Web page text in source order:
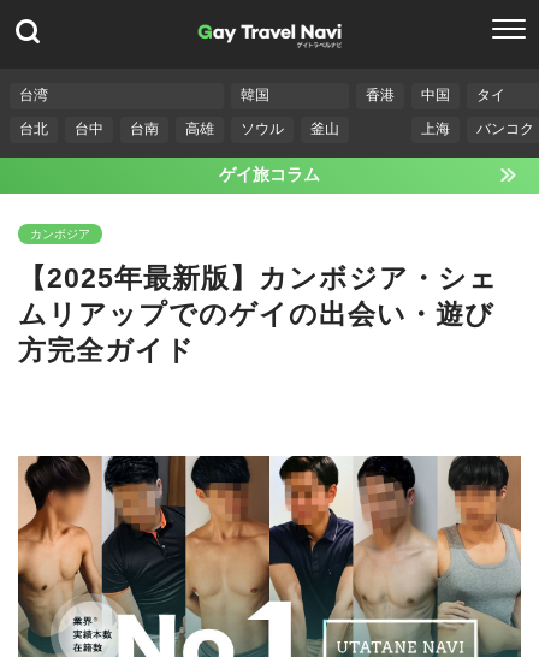
台湾
台北
台中 台南 高雄
韓国
ソウル
釜山
香港
中国
上海
タイ
バンコク
ゲイ旅コラム
カンボジア
【2025年最新版】カンボジア・シェ
ムリアップでのゲイの出会い・遊び
方完全ガイド